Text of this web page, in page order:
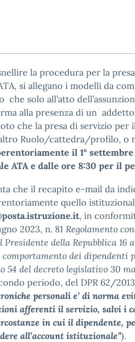
la procedura per la
si allegano i modelli da
che solo all’atto
alla presenza di un
che la presa di servizio per
Ruolo/cattedra/profilo, o
il 1° settembre
ATA e dalle ore 8:30 per il
che il recapito e-mail da
quello
, in
2023, n. 81 Regolamento
Presidente della Repubblica 16
comportamento dei dipendenti
54 del decreto legislativo 30
periodo, del DPR 62/
personali e’ di norma
afferenti il servizio, salvi i
in cui il dipendente,
all’account istituzionale”).